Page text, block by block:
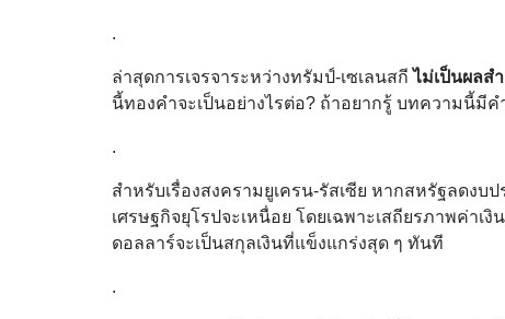
.
ล่าสุดการเจรจาระหว่างทรัมป์-เซเลนสกีไม่เป็นผลสำ
นี้ทองคำจะเป็นอย่างไรต่อ? ถ้าอยากรู้ บทความนี้มีค
.
สำหรับเรื่องสงครามยูเครน-รัสเซีย หากสหรัฐลดง
เศรษฐกิจยุโรปจะเหนื่อย โดยเฉพาะเสถียรภาพค่า
ดอลลาร์จะเป็นสกุลเงินที่แข็งแกร่งสุด ๆ ทันที
.